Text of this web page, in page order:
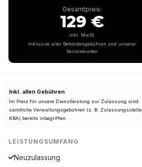
Gesamtpreis:
129 €
inkl. MwSt.
Inklusive aller Behördengebühren und unserer
Servicekosten
Inkl. allen Gebühren
Im Preis für unsere Dienstleistung zur Zulassung sind
sämtliche Verwaltungsgebühren (z. B. Zulassungsstelle,
KBA) bereits inbegriffen.
LEISTUNGSUMFANG
Neuzulassung